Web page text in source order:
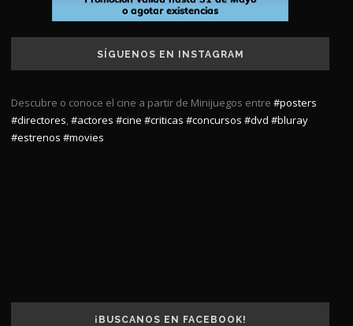
SÍGUENOS EN INSTAGRAM
Descubre o conoce el cine a partir de Minijuegos entre #posters
#directores,#actores #cine #criticas #concursos #dvd #bluray
#estrenos #movies
¡BUSCANOS EN FACEBOOK!